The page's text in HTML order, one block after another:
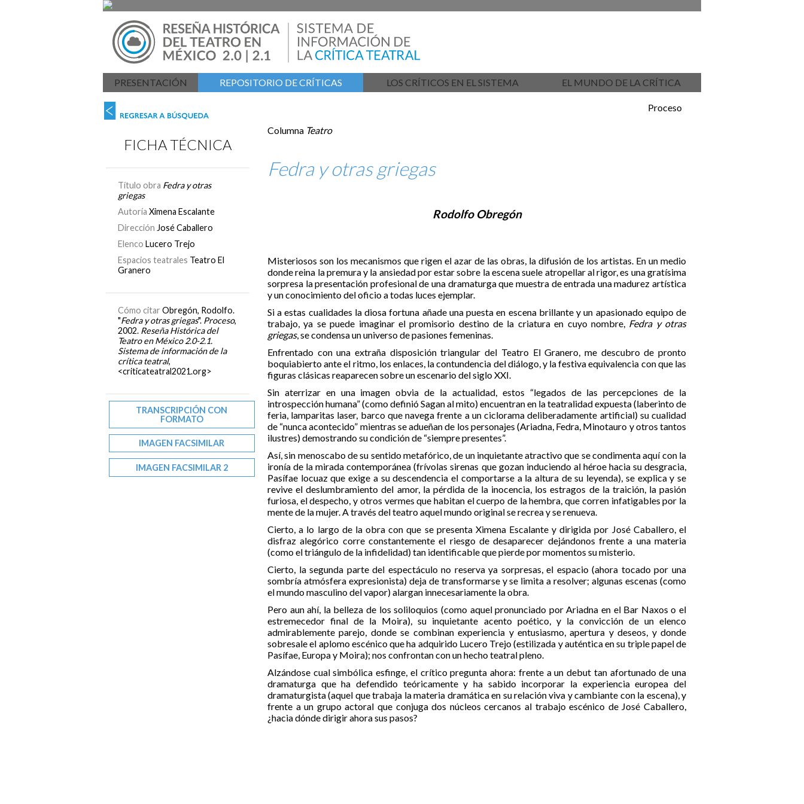
PRESENTACIÓN REPOSITORIO DE CRÍTICAS LOS CRÍTICOS EN EL SISTEMA EL MUNDO DE LA CRÍTICA
FICHA TÉCNICA
Título obra Fedra y otras
griegas
Autoría Ximena Escalante
Dirección José Caballero
Elenco Lucero Trejo
Espacios teatrales Teatro El
Granero
Cómo citar Obregón, Rodolfo.
"Fedra y otras griegas". Proceso,
2002. Reseña Histórica del
Teatro en México 2.0-2.1.
Sistema de información de la
crítica teatral,
<criticateatral2021.org>
TRANSCRIPCIÓN CON
FORMATO
IMAGEN FACSIMILAR
IMAGEN FACSIMILAR 2
Proceso
Columna Teatro
Fedra y otras griegas
Rodolfo Obregón
Misteriosos son los mecanismos que rigen el azar de las obras, la difusión de los artistas. En un medio
donde reina la premura y la ansiedad por estar sobre la escena suele atropellar al rigor, es una gratísima
sorpresa la presentación profesional de una dramaturga que muestra de entrada una madurez artística
y un conocimiento del oficio a todas luces ejemplar.
Si a estas cualidades la diosa fortuna añade una puesta en escena brillante y un apasionado equipo de
trabajo, ya se puede imaginar el promisorio destino de la criatura en cuyo nombre, Fedra y otras
griegas, se condensa un universo de pasiones femeninas.
Enfrentado con una extraña disposición triangular del Teatro El Granero, me descubro de pronto
boquiabierto ante el ritmo, los enlaces, la contundencia del diálogo, y la festiva equivalencia con que las
figuras clásicas reaparecen sobre un escenario del siglo XXI.
Sin aterrizar en una imagen obvia de la actualidad, estos “legados de las percepciones de la
introspección humana” (como definió Sagan al mito) encuentran en la teatralidad expuesta (laberinto de
feria, lamparitas laser, barco que navega frente a un ciclorama deliberadamente artificial) su cualidad
de “nunca acontecido” mientras se adueñan de los personajes (Ariadna, Fedra, Minotauro y otros tantos
ilustres) demostrando su condición de “siempre presentes”.
Así, sin menoscabo de su sentido metafórico, de un inquietante atractivo que se condimenta aquí con la
ironía de la mirada contemporánea (frívolas sirenas que gozan induciendo al héroe hacia su desgracia,
Pasífae locuaz que exige a su descendencia el comportarse a la altura de su leyenda), se explica y se
revive el deslumbramiento del amor, la pérdida de la inocencia, los estragos de la traición, la pasión
furiosa, el despecho, y otros vermes que habitan el cuerpo de la hembra, que corren infatigables por la
mente de la mujer. A través del teatro aquel mundo original se recrea y se renueva.
Cierto, a lo largo de la obra con que se presenta Ximena Escalante y dirigida por José Caballero, el
disfraz alegórico corre constantemente el riesgo de desaparecer dejándonos frente a una materia
(como el triángulo de la infidelidad) tan identificable que pierde por momentos su misterio.
Cierto, la segunda parte del espectáculo no reserva ya sorpresas, el espacio (ahora tocado por una
sombría atmósfera expresionista) deja de transformarse y se limita a resolver; algunas escenas (como
el mundo masculino del vapor) alargan innecesariamente la obra.
Pero aun ahí, la belleza de los soliloquios (como aquel pronunciado por Ariadna en el Bar Naxos o el
estremecedor final de la Moira), su inquietante acento poético, y la convicción de un elenco
admirablemente parejo, donde se combinan experiencia y entusiasmo, apertura y deseos, y donde
sobresale el aplomo escénico que ha adquirido Lucero Trejo (estilizada y auténtica en su triple papel de
Pasífae, Europa y Moira); nos confrontan con un hecho teatral pleno.
Alzándose cual simbólica esfinge, el crítico pregunta ahora: frente a un debut tan afortunado de una
dramaturga que ha defendido teóricamente y ha sabido incorporar la experiencia europea del
dramaturgista (aquel que trabaja la materia dramática en su relación viva y cambiante con la escena), y
frente a un grupo actoral que conjuga dos núcleos cercanos al trabajo escénico de José Caballero,
¿hacia dónde dirigir ahora sus pasos?